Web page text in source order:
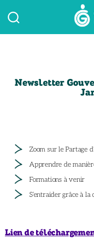
Newsletter
Zoom sur le Partage
Apprendre de
Formations à venir
S’entraider grâce à la
Lien de